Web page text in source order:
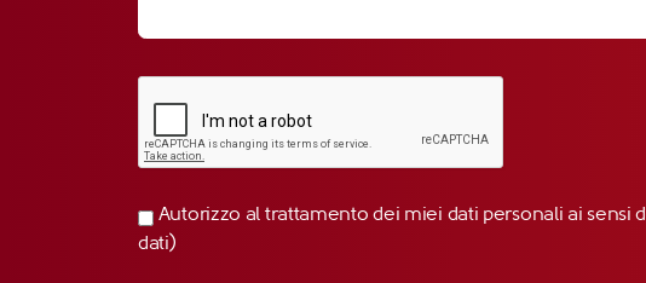
Autorizzo al trattamento dei miei dati personali ai sensi
dati)